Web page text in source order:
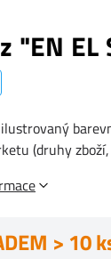
"EN EL
(druhy
> 10